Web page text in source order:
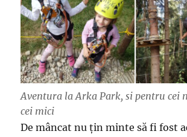
Aventura la Arka Park, si pentru cei
cei mici
De mâncat nu țin minte să fi fost